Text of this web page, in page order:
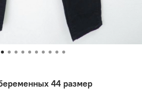
44 размер